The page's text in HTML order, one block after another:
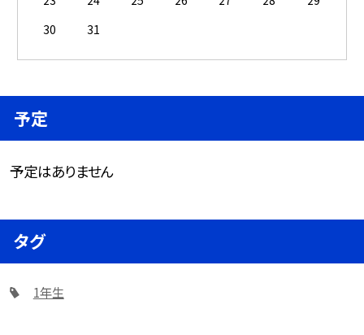
30
31
予定
予定はありません
タグ
1年生